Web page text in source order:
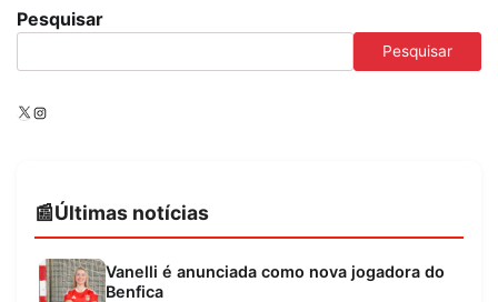
Pesquisar
Pesquisar
X Instagram
Últimas notícias
Vanelli é anunciada como nova jogadora do
Benfica